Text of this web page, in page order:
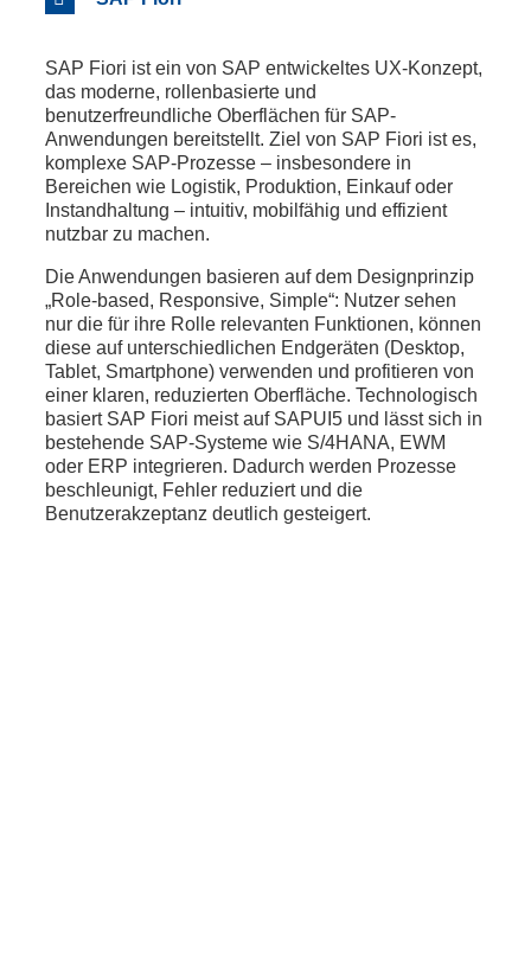
SAP Fiori ist ein von SAP entwickeltes UX-Konzept,
das moderne, rollenbasierte und
benutzerfreundliche Oberflächen für SAP-
Anwendungen bereitstellt. Ziel von SAP Fiori ist es,
komplexe SAP-Prozesse – insbesondere in
Bereichen wie Logistik, Produktion, Einkauf oder
Instandhaltung – intuitiv, mobilfähig und effizient
nutzbar zu machen.
Die Anwendungen basieren auf dem Designprinzip
„Role-based, Responsive, Simple“: Nutzer sehen
nur die für ihre Rolle relevanten Funktionen, können
diese auf unterschiedlichen Endgeräten (Desktop,
Tablet, Smartphone) verwenden und profitieren von
einer klaren, reduzierten Oberfläche. Technologisch
basiert SAP Fiori meist auf SAPUI5 und lässt sich in
bestehende SAP-Systeme wie S/4HANA, EWM
oder ERP integrieren. Dadurch werden Prozesse
beschleunigt, Fehler reduziert und die
Benutzerakzeptanz deutlich gesteigert.